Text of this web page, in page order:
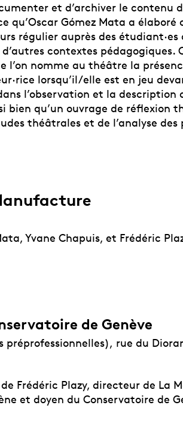
et d’archiver le contenu
qu’Oscar Gómez Mata a élaboré
régulier auprès des étudiant·es
contextes pédagogiques.
l’on nomme au théâtre la
lorsqu’il/elle est en jeu
l’observation et la description
bien qu’un ouvrage de réflexion
théâtrales et de l’analyse
Yvane Chapuis, et Frédéric
de Genève
préprofessionnelles), rue du
Frédéric Plazy, directeur de La
et doyen du Conservatoire de